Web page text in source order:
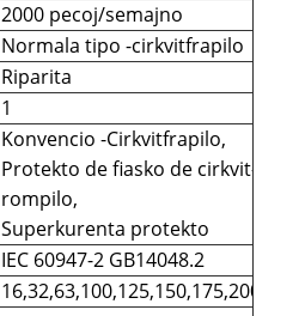
2000 pecoj/semajno
Normala tipo -cirkvitfrapilo
Riparita
1
Konvencio -Cirkvitfrapilo,
Protekto de fiasko de cirkvit-
rompilo,
Superkurenta protekto
IEC 60947-2 GB14048.2
16,32,63,100,125,150,175,200a